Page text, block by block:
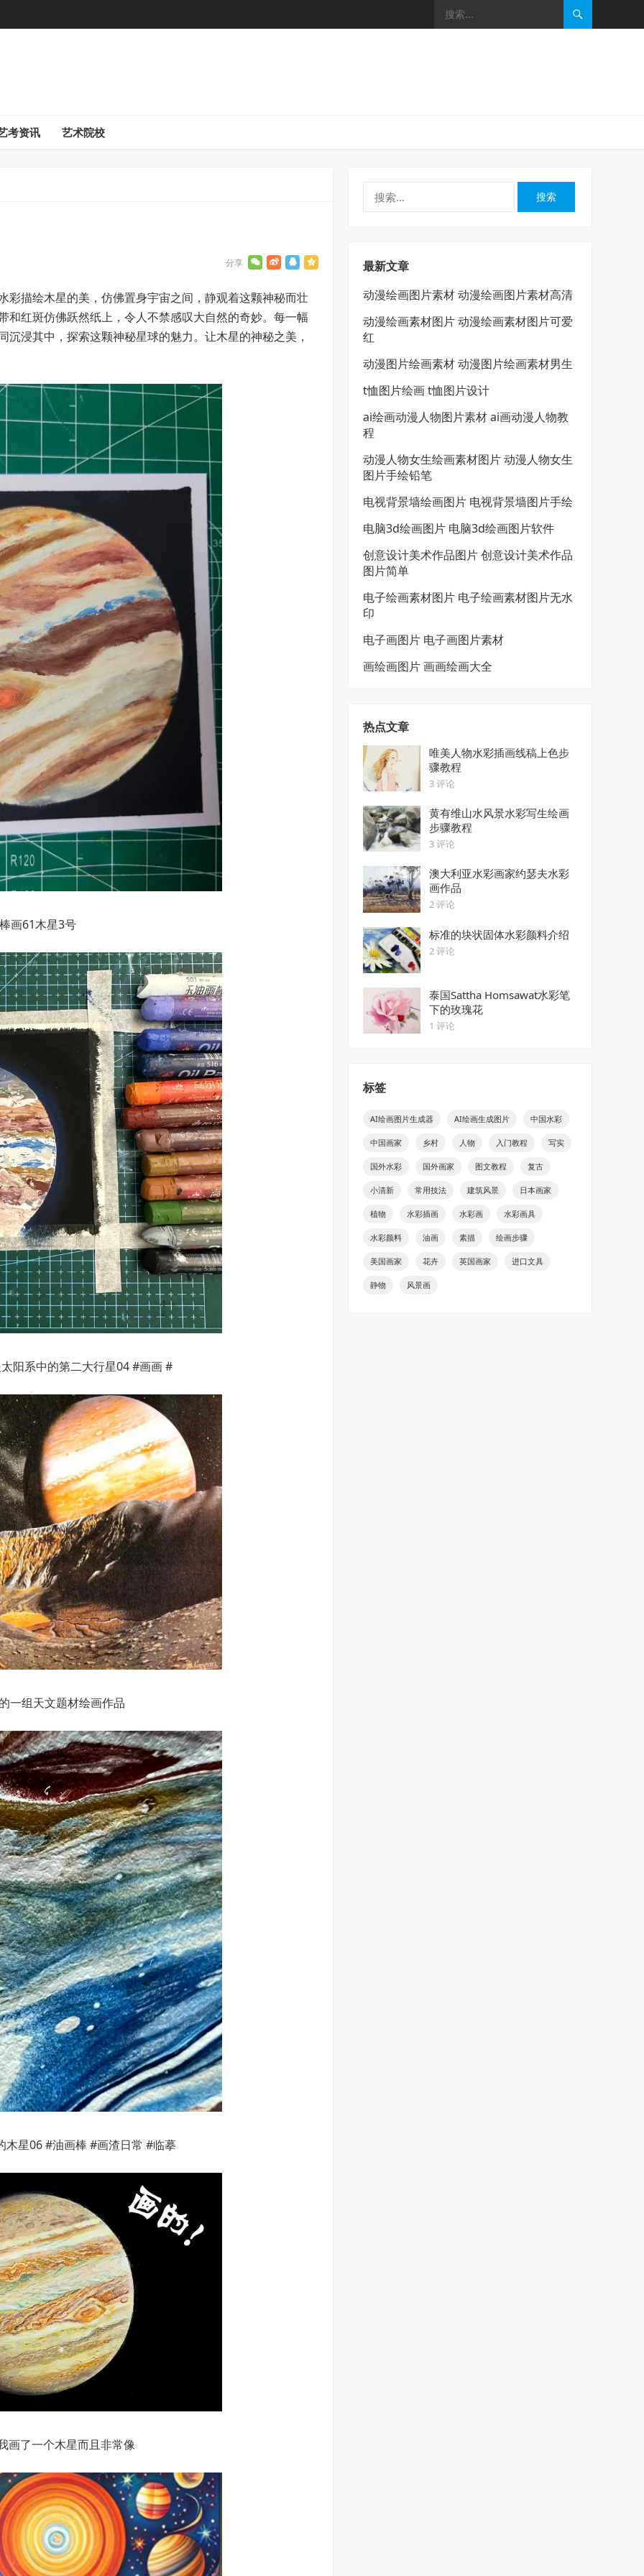
考资讯 艺术院校
彩描绘木星的美，仿佛置身宇宙之间，静观着这颗神秘而壮
红斑仿佛跃然纸上，令人不禁感叹大自然的奇妙。每一幅
浸其中，探索这颗神秘星球的魅力。让木星的神秘之美，
画61木星3号
阳系中的第二大行星04 #画画 #
一组天文题材绘画作品
木星06 #油画棒 #画渣日常 #临摹
画了一个木星而且非常像
最新文章
动漫绘画图片素材 动漫绘画图片素材高清
动漫绘画素材图片 动漫绘画素材图片可爱
红
动漫图片绘画素材 动漫图片绘画素材男生
t恤图片绘画 t恤图片设计
ai绘画动漫人物图片素材 ai画动漫人物教
程
动漫人物女生绘画素材图片 动漫人物女生
图片手绘铅笔
电视背景墙绘画图片 电视背景墙图片手绘
电脑3d绘画图片 电脑3d绘画图片软件
创意设计美术作品图片 创意设计美术作品
图片简单
电子绘画素材图片 电子绘画素材图片无水
印
电子画图片 电子画图片素材
画绘画图片 画画绘画大全
热点文章
唯美人物水彩插画线稿上色步
骤教程
3 评论
黄有维山水风景水彩写生绘画
步骤教程
3 评论
澳大利亚水彩画家约瑟夫水彩
画作品
2 评论
标准的块状固体水彩颜料介绍
2 评论
泰国Sattha Homsawat水彩笔
下的玫瑰花
1 评论
标签
AI绘画图片生成器 AI绘画生成图片 中国水彩
中国画家 乡村 人物 入门教程 写实
国外水彩 国外画家 图文教程 复古
小清新 常用技法 建筑风景 日本画家
植物 水彩插画 水彩画 水彩画具
水彩颜料 油画 素描 绘画步骤
美国画家 花卉 英国画家 进口文具
静物 风景画